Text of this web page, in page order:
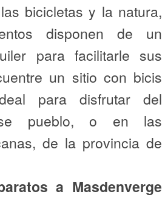
bicicletas y la natura,
disponen de un
para facilitarle sus
un sitio con bicis
para disfrutar del
pueblo, o en las
de la provincia de
a Masdenverge